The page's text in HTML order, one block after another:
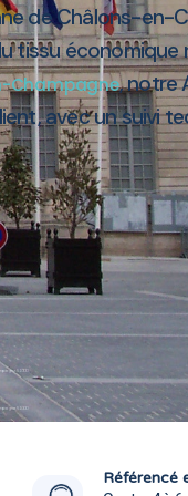
de Châlons-en-
tissu économique
Champagne, notre
avec un suivi
51000
51000
Référencé